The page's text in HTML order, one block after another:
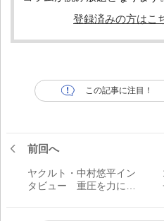
登録済みの方はこ
この記事に注目！
前回へ
ヤクルト・中村悠平イン
タビュー 重圧を力に、
こがれ、いつか着けたい